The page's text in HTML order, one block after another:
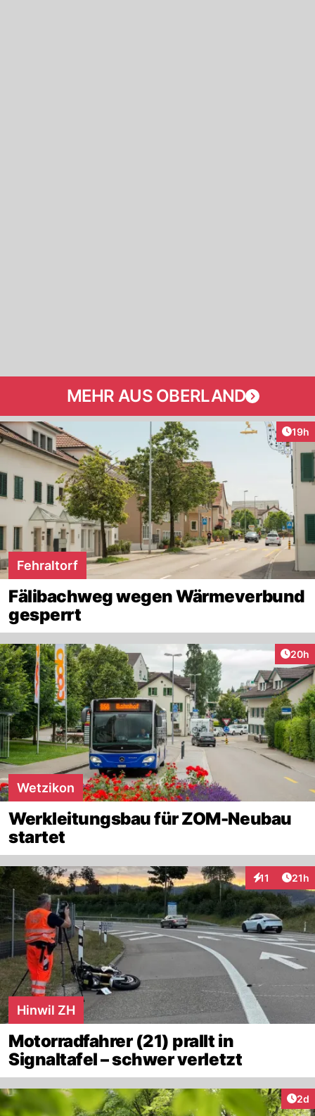
MEHR AUS OBERLAND
19h
Fehraltorf
Fälibachweg wegen Wärmeverbund
gesperrt
20h
Wetzikon
Werkleitungsbau für ZOM-Neubau
startet
11
Interaktionen
21h
Hinwil ZH
Motorradfahrer (21) prallt in
Signaltafel – schwer verletzt
2d